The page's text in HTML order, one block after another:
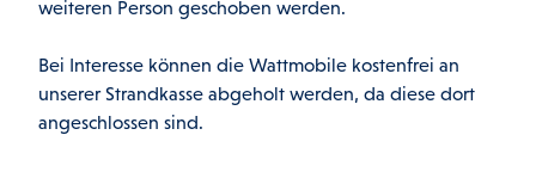
weiteren Person geschoben werden.
Bei Interesse können die Wattmobile kostenfrei an
unserer Strandkasse abgeholt werden, da diese dort
angeschlossen sind.